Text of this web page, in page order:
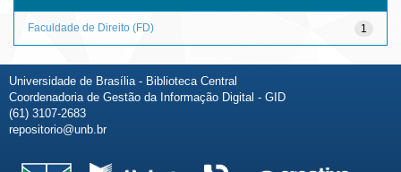
1
Faculdade de Direito (FD)
Universidade de Brasília - Biblioteca Central
Coordenadoria de Gestão da Informação Digital - GID
(61) 3107-2683
repositorio@unb.br